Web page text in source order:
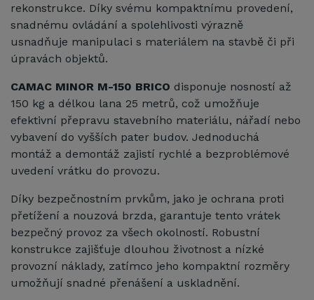
rekonstrukce. Díky svému kompaktnímu provedení,
snadnému ovládání a spolehlivosti výrazně
usnadňuje manipulaci s materiálem na stavbě či při
úpravách objektů.
CAMAC MINOR M-150 BRICO disponuje nosností až
150 kg a délkou lana 25 metrů, což umožňuje
efektivní přepravu stavebního materiálu, nářadí nebo
vybavení do vyšších pater budov. Jednoduchá
montáž a demontáž zajistí rychlé a bezproblémové
uvedení vrátku do provozu.
Díky bezpečnostním prvkům, jako je ochrana proti
přetížení a nouzová brzda, garantuje tento vrátek
bezpečný provoz za všech okolností. Robustní
konstrukce zajišťuje dlouhou životnost a nízké
provozní náklady, zatímco jeho kompaktní rozměry
umožňují snadné přenášení a uskladnění.